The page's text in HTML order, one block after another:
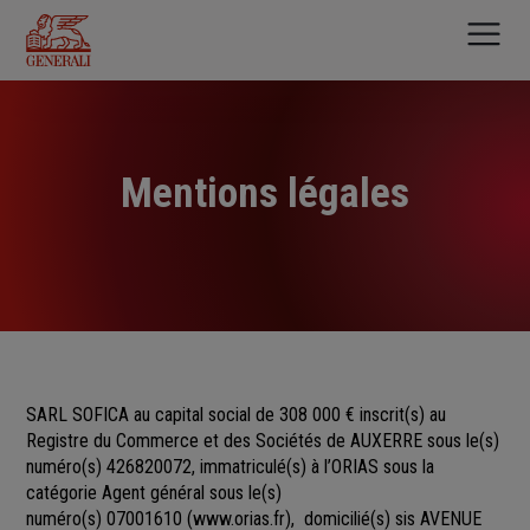
contenu
principal
Mentions légales
SARL SOFICA au capital social de 308 000 € inscrit(s) au
Registre du Commerce et des Sociétés de AUXERRE sous le(s)
numéro(s) 426820072, immatriculé(s) à l’ORIAS sous la
catégorie Agent général sous le(s)
numéro(s) 07001610 (www.orias.fr), domicilié(s) sis AVENUE